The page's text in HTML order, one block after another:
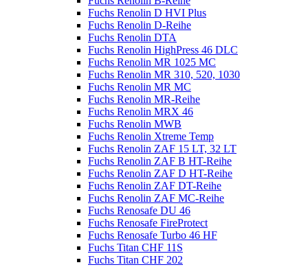
Fuchs Renolin D HVI Plus
Fuchs Renolin D-Reihe
Fuchs Renolin DTA
Fuchs Renolin HighPress 46 DLC
Fuchs Renolin MR 1025 MC
Fuchs Renolin MR 310, 520, 1030
Fuchs Renolin MR MC
Fuchs Renolin MR-Reihe
Fuchs Renolin MRX 46
Fuchs Renolin MWB
Fuchs Renolin Xtreme Temp
Fuchs Renolin ZAF 15 LT, 32 LT
Fuchs Renolin ZAF B HT-Reihe
Fuchs Renolin ZAF D HT-Reihe
Fuchs Renolin ZAF DT-Reihe
Fuchs Renolin ZAF MC-Reihe
Fuchs Renosafe DU 46
Fuchs Renosafe FireProtect
Fuchs Renosafe Turbo 46 HF
Fuchs Titan CHF 11S
Fuchs Titan CHF 202